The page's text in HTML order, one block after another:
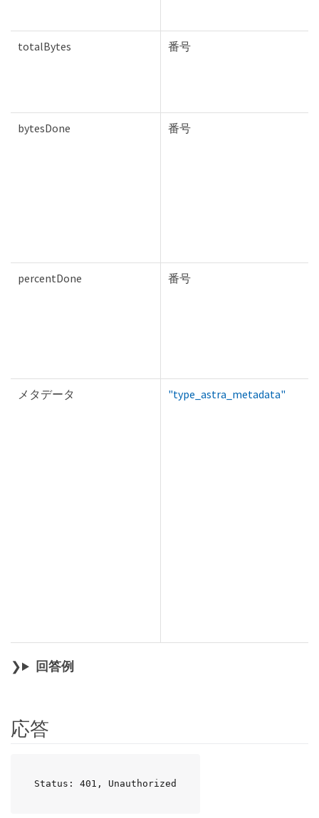
totalBytes 番号
bytesDone 番号
percentDone 番号
メタデータ "type_astra_metadata"
回答例
応答
Status: 401, Unauthorized